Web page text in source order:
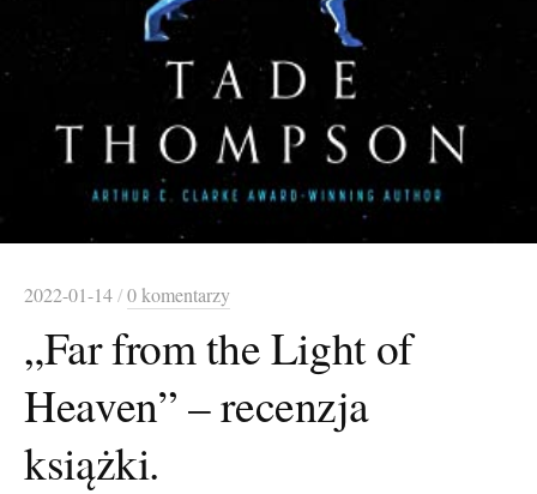
2022-01-14/0 komentarzy
„Far from the Light of
Heaven” – recenzja
książki.